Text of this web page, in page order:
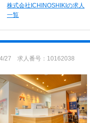
株式会社ICHINOSHIKIの求人
一覧
27 求人番号：10162038